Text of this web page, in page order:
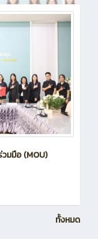
มมือ (MOU)
ทั้งหมด